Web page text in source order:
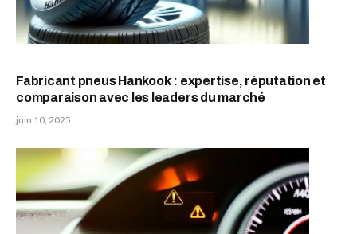
Fabricant pneus Hankook : expertise, réputation et
comparaison avec les leaders du marché
juin 10, 2025